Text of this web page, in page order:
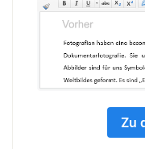
Zu